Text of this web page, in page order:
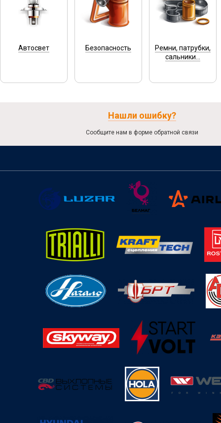
Автосвет Безопасность
Ремни, патрубки,
сальники...
Нашли ошибку?
Сообщите нам в форме обратной связи